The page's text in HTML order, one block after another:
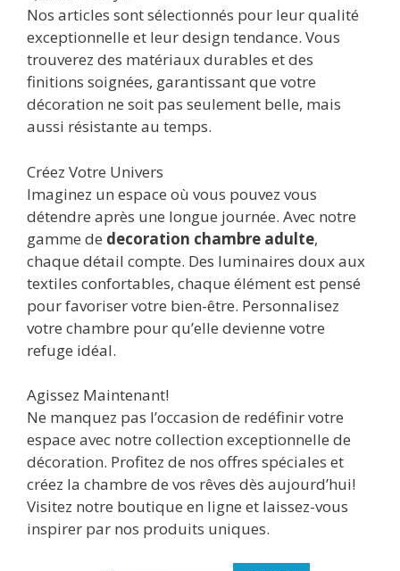
Nos articles sont sélectionnés pour leur qualité
exceptionnelle et leur design tendance. Vous
trouverez des matériaux durables et des
finitions soignées, garantissant que votre
décoration ne soit pas seulement belle, mais
aussi résistante au temps.
Créez Votre Univers
Imaginez un espace où vous pouvez vous
détendre après une longue journée. Avec notre
gamme de decoration chambre adulte,
chaque détail compte. Des luminaires doux aux
textiles confortables, chaque élément est pensé
pour favoriser votre bien-être. Personnalisez
votre chambre pour qu’elle devienne votre
refuge idéal.
Agissez Maintenant!
Ne manquez pas l’occasion de redéfinir votre
espace avec notre collection exceptionnelle de
décoration. Profitez de nos offres spéciales et
créez la chambre de vos rêves dès aujourd’hui!
Visitez notre boutique en ligne et laissez-vous
inspirer par nos produits uniques.